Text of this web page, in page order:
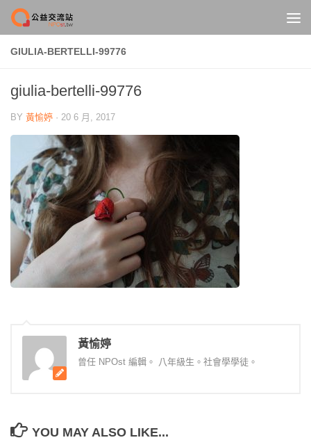
Skip to content
GIULIA-BERTELLI-99776
giulia-bertelli-99776
BY 黃愉婷 · 20 6 月, 2017
黃愉婷
曾任 NPOst 編輯。 八年級生。社會學學徒。
YOU MAY ALSO LIKE...